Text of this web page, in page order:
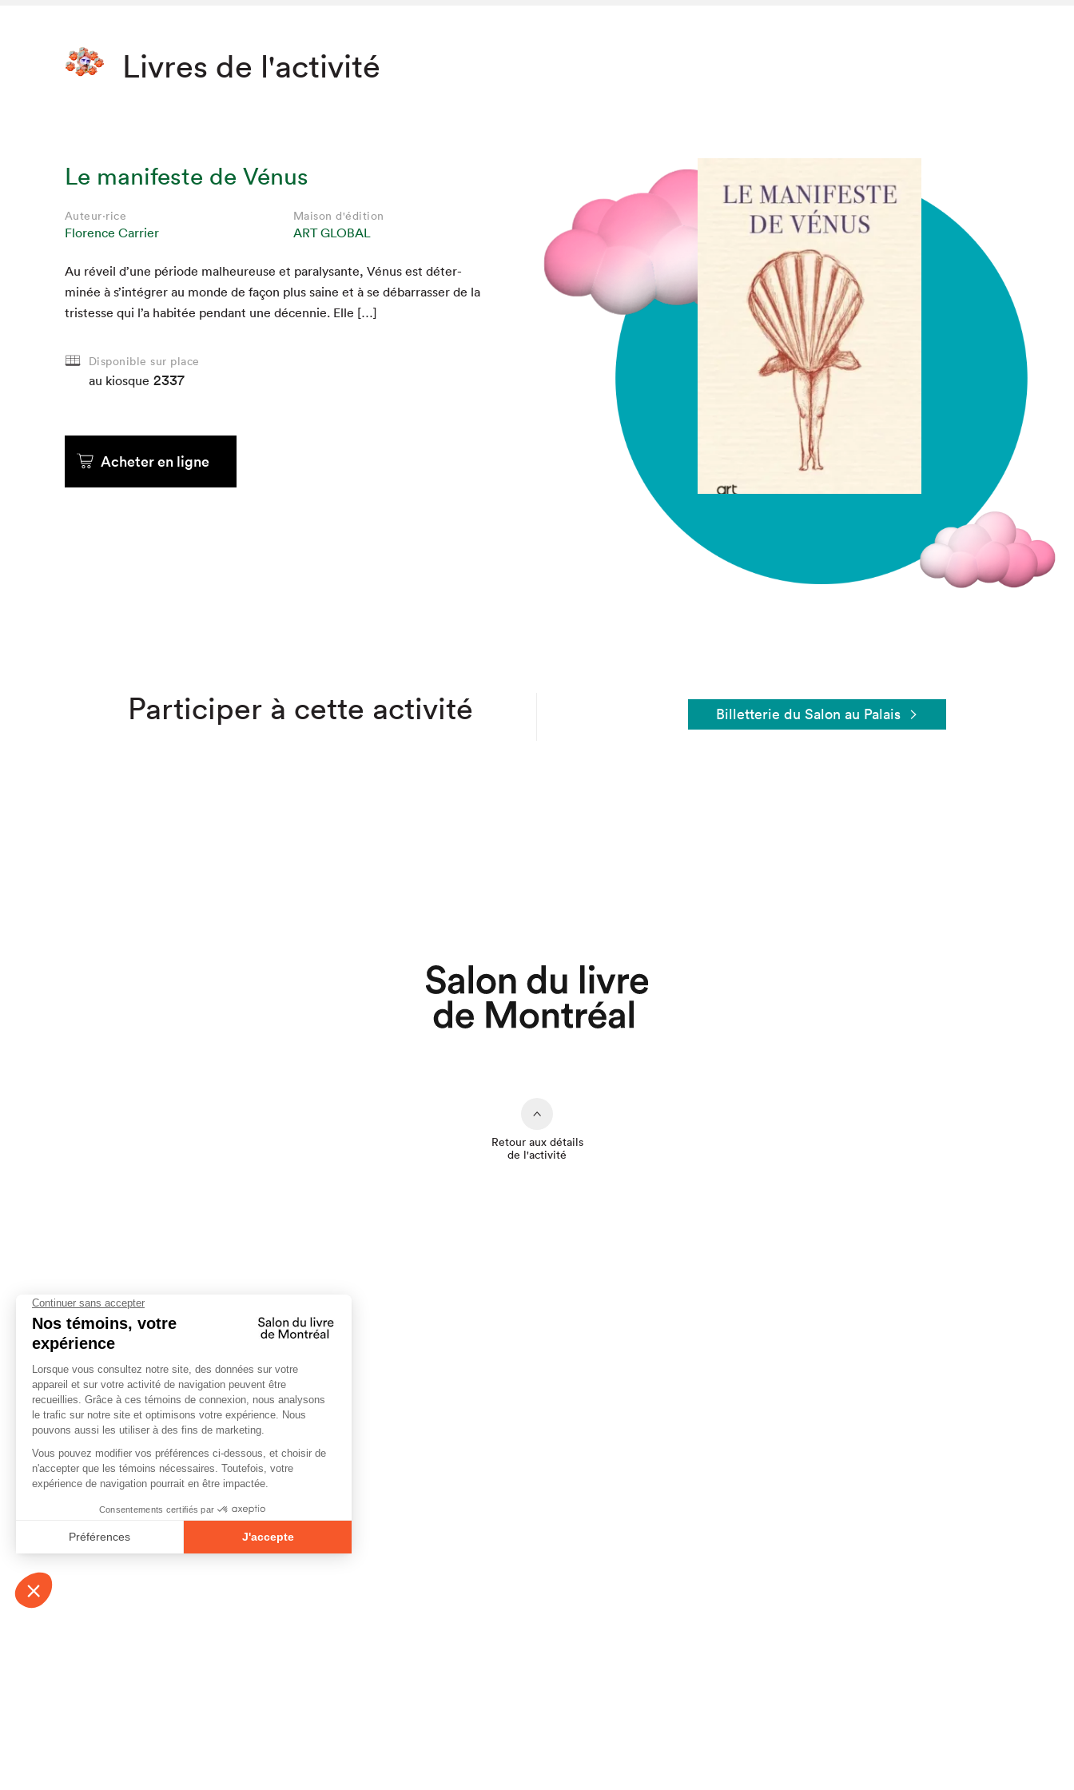
Livres de l'activité
Le manifeste de Vénus
Auteur·rice
Florence Carrier
Maison d'édition
ART GLOBAL
Au réveil d’une péri­ode mal­heureuse et paralysante, Vénus est déter­
minée à s’intégrer au monde de façon plus saine et à se débar­rass­er de la
tristesse qui l’a habitée pen­dant une décen­nie. Elle […]
Disponible sur place
au kiosque 2337
Acheter en ligne
Participer à cette activité Billetterie du Salon au Palais
Retour aux détails
de l'activité